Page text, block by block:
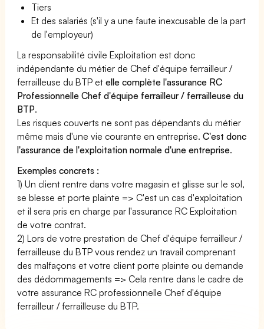
Tiers
Et des salariés (s'il y a une faute inexcusable de la part
de l'employeur)
La responsabilité civile Exploitation est donc
indépendante du métier de Chef d'équipe ferrailleur /
ferrailleuse du BTP etelle complète l'assurance RC
Professionnelle Chef d'équipe ferrailleur / ferrailleuse du
BTP.
Les risques couverts ne sont pas dépendants du métier
même mais d'une vie courante en entreprise.C'est donc
l'assurance de l'exploitation normale d'une entreprise.
Exemples concrets :
1) Un client rentre dans votre magasin et glisse sur le sol,
se blesse et porte plainte => C'est un cas d'exploitation
et il sera pris en charge par l'assurance RC Exploitation
de votre contrat.
2) Lors de votre prestation de Chef d'équipe ferrailleur /
ferrailleuse du BTP vous rendez un travail comprenant
des malfaçons et votre client porte plainte ou demande
des dédommagements => Cela rentre dans le cadre de
votre assurance RC professionnelle Chef d'équipe
ferrailleur / ferrailleuse du BTP.